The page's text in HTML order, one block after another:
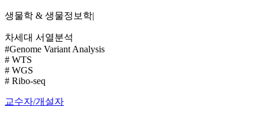
생물학 & 생물정보학|
차세대 서열분석
#Genome Variant Analysis
# WTS
# WGS
# Ribo-seq
교수자/개설자